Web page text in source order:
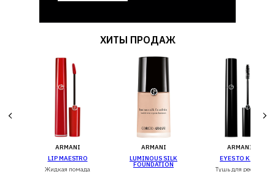
ХИТЫ ПРОДАЖ
ARMANI
LIP MAESTRO
Жидкая помада
ARMANI
LUMINOUS SILK
FOUNDATION
ARMANI
EYES TO KILL
Тушь для ресниц